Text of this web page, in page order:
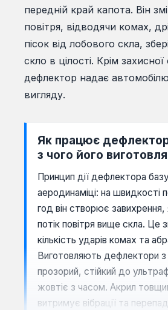
передній край капота. Він
повітря, відводячи комах,
пісок від лобового скла,
скло в цілості. Крім захисної
дефлектор надає
вигляду.
Як працює
з чого його
Принцип дії дефлектора
аеродинаміці: на швидкості
год він створює завихрення,
потік повітря вище скла. Це
кількість ударів комах та
Виготовляють дефлектори з
прозорий, стійкий до
жовтіє з часом. Акрил
витримує вібрації та